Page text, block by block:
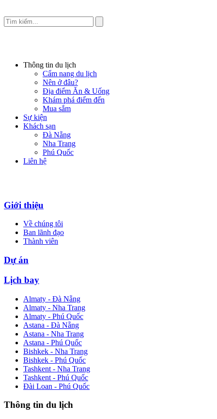
Thông tin du lịch
Cẩm nang du lịch
Nên ở đâu?
Địa điểm Ăn & Uống
Khám phá điểm đến
Mua sắm
Sự kiện
Khách sạn
Đà Nẵng
Nha Trang
Phú Quốc
Liên hệ
Giới thiệu
Về chúng tôi
Ban lãnh đạo
Thành viên
Dự án
Lịch bay
Almaty - Đà Nẵng
Almaty - Nha Trang
Almaty - Phú Quốc
Astana - Đà Nẵng
Astana - Nha Trang
Astana - Phú Quốc
Bishkek - Nha Trang
Bishkek - Phú Quốc
Tashkent - Nha Trang
Tashkent - Phú Quốc
Đài Loan - Phú Quốc
Thông tin du lịch